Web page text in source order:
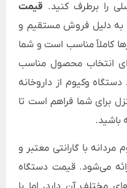
را برطرف کنید. قیمت
به دلیل فروش مستقیم و
کاملاً مناسب است و شما
انتخاب محصول مناسب
وکیوم از داروخانه
برای شما فراهم است تا
باشید.
با گارانتی معتبر و
می‌شود. قیمت دستگاه